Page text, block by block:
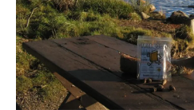
Italiano
German
English
Spanish